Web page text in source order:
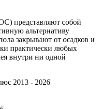
представляют собой
альтернативу
закрывают от осадков и
практически любых
внутри ни одной
2013 - 2026